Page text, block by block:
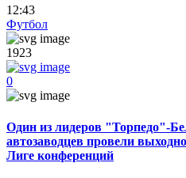
12:43
Футбол
1923
0
Один из лидеров "Торпедо"-
автозаводцев провели
Лиге конференций